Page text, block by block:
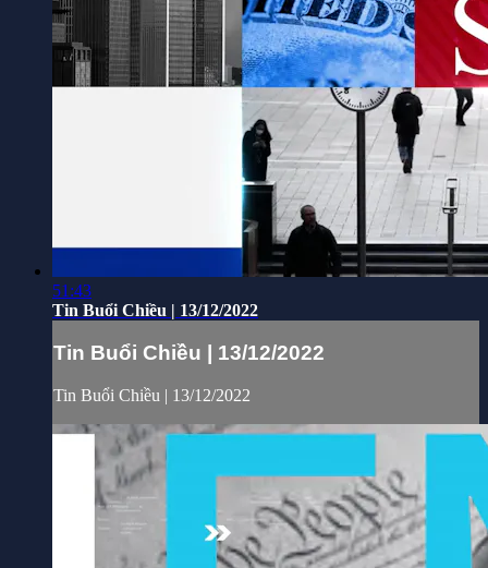
51:43
Tin Buổi Chiều | 13/12/2022
Tin Buổi Chiều | 13/12/2022
Tin Buổi Chiều | 13/12/2022